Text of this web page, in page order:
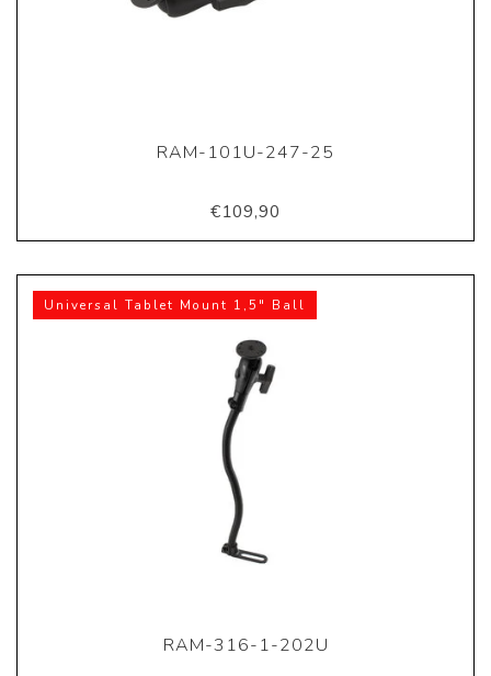
RAM-101U-247-25
€109,90
Universal Tablet Mount 1,5" Ball
RAM-316-1-202U